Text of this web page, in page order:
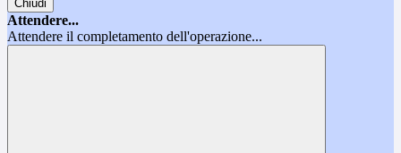
Chiudi
Attendere...
Attendere il completamento dell'operazione...